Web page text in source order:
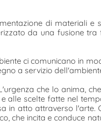
di materiali e
da una fusione tra
ci comunicano in
a servizio
che lo anima,
alle scelte fatte nel
in atto attraverso l'arte.
che incita e conduce